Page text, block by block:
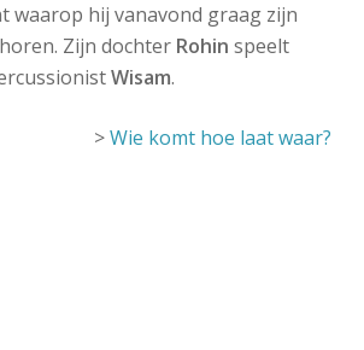
waarop hij vanavond graag zijn
Zijn dochter Rohin speelt
Wisam.
>Wie komt hoe laat waar?